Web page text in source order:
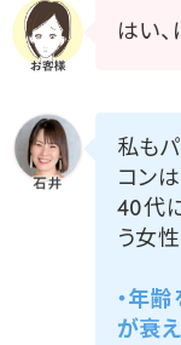
はい
私も
コン
40代
う女
・年
が衰